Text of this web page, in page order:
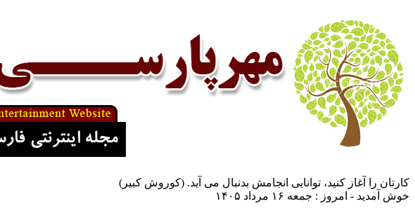
کارتان را آغاز کنید، توانایی انجامش بدنبال می آید. (کوروش کبیر)
خوش آمدید - امروز : جمعه ۱۶ مرداد ۱۴۰۵